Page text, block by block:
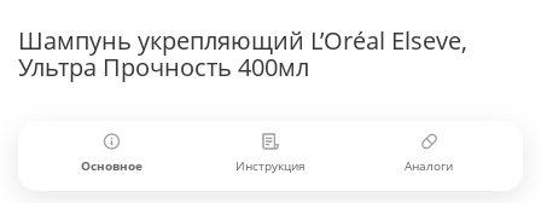
Шампунь укрепляющий L’Oréal Elseve,
Ультра Прочность 400мл
Основное Инструкция Аналоги